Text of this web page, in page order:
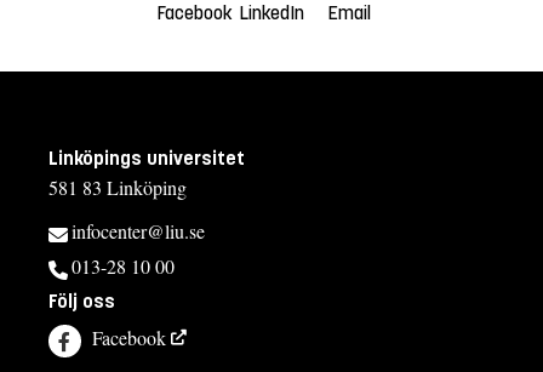
Facebook LinkedIn Email
Linköpings universitet
581 83 Linköping
infocenter@liu.se
013-28 10 00
Följ oss
Facebook